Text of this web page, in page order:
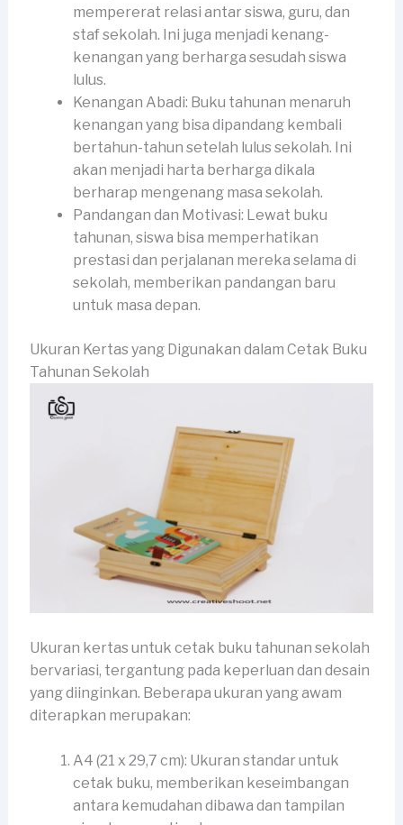
mempererat relasi antar siswa, guru, dan
staf sekolah. Ini juga menjadi kenang-
kenangan yang berharga sesudah siswa
lulus.
Kenangan Abadi: Buku tahunan menaruh
kenangan yang bisa dipandang kembali
bertahun-tahun setelah lulus sekolah. Ini
akan menjadi harta berharga dikala
berharap mengenang masa sekolah.
Pandangan dan Motivasi: Lewat buku
tahunan, siswa bisa memperhatikan
prestasi dan perjalanan mereka selama di
sekolah, memberikan pandangan baru
untuk masa depan.
Ukuran Kertas yang Digunakan dalam Cetak Buku
Tahunan Sekolah
Ukuran kertas untuk cetak buku tahunan sekolah
bervariasi, tergantung pada keperluan dan desain
yang diinginkan. Beberapa ukuran yang awam
diterapkan merupakan:
A4 (21 x 29,7 cm): Ukuran standar untuk
cetak buku, memberikan keseimbangan
antara kemudahan dibawa dan tampilan